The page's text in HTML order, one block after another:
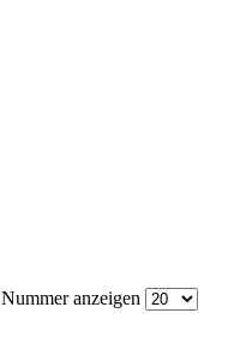
Nummer anzeigen